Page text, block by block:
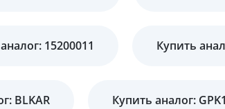
15200011 Купить
BLKAR Купить аналог: